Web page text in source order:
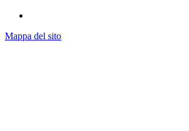
Mappa del sito